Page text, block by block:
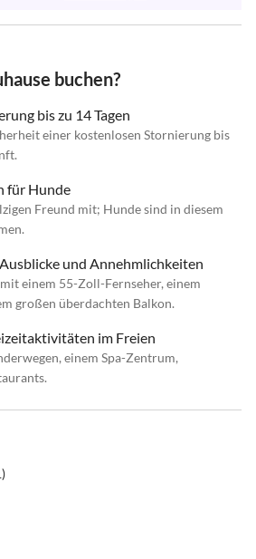
buchen?
bis zu 14 Tagen
einer kostenlosen Stornierung bis
für Hunde
Freund mit; Hunde sind in diesem
und Annehmlichkeiten
einem 55-Zoll-Fernseher, einem
großen überdachten Balkon.
im Freien
einem Spa-Zentrum,